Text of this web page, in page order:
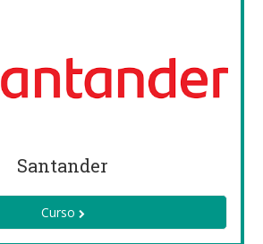
Santander
Curso